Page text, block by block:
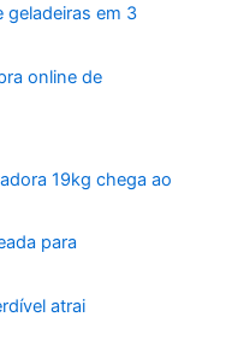
geladeiras em 3
online de
19kg chega ao
para
atrai